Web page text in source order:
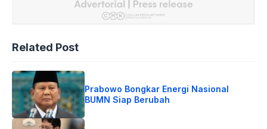
Related Post
Prabowo Bongkar Energi Nasional
BUMN Siap Berubah